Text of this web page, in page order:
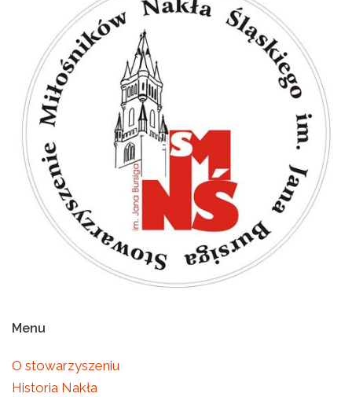
Menu
O stowarzyszeniu
Historia Nakła